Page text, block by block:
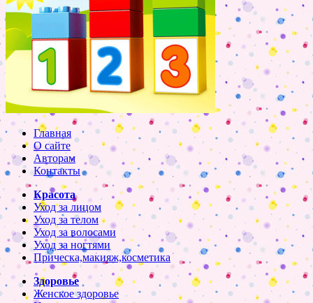
Главная
О сайте
Авторам
Контакты
Красота
Уход за лицом
Уход за телом
Уход за волосами
Уход за ногтями
Прическа,макияж,косметика
Здоровье
Женское здоровье